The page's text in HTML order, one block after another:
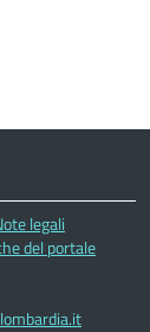
legali
del portale